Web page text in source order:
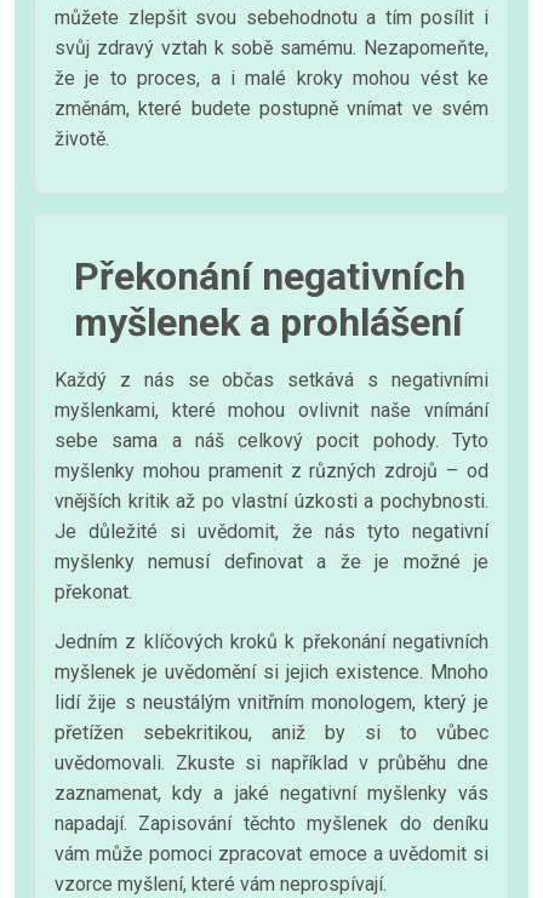
můžete zlepšit svou sebehodnotu a tím posílit i
svůj zdravý vztah k sobě samému. Nezapomeňte,
že je to proces, a i malé kroky mohou vést ke
změnám, které budete postupně vnímat ve svém
životě.
Překonání negativních
myšlenek a prohlášení
Každý z nás se občas setkává s negativními
myšlenkami, které mohou ovlivnit naše vnímání
sebe sama a náš celkový pocit pohody. Tyto
myšlenky mohou pramenit z různých zdrojů – od
vnějších kritik až po vlastní úzkosti a pochybnosti.
Je důležité si uvědomit, že nás tyto negativní
myšlenky nemusí definovat a že je možné je
překonat.
Jedním z klíčových kroků k překonání negativních
myšlenek je uvědomění si jejich existence. Mnoho
lidí žije s neustálým vnitřním monologem, který je
přetížen sebekritikou, aniž by si to vůbec
uvědomovali. Zkuste si například v průběhu dne
zaznamenat, kdy a jaké negativní myšlenky vás
napadají. Zapisování těchto myšlenek do deníku
vám může pomoci zpracovat emoce a uvědomit si
vzorce myšlení, které vám neprospívají.